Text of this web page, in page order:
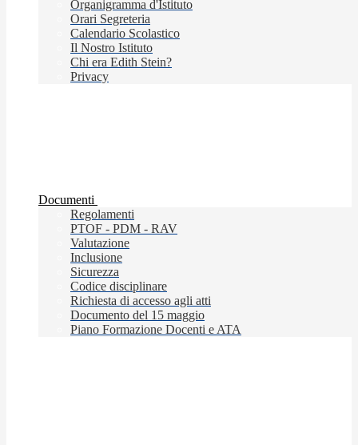
Organigramma d'Istituto
Orari Segreteria
Calendario Scolastico
Il Nostro Istituto
Chi era Edith Stein?
Privacy
Documenti
Regolamenti
PTOF - PDM - RAV
Valutazione
Inclusione
Sicurezza
Codice disciplinare
Richiesta di accesso agli atti
Documento del 15 maggio
Piano Formazione Docenti e ATA